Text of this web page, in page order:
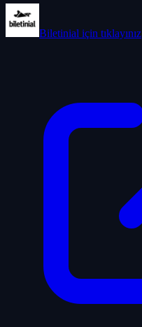
Biletinial için tıklayınız